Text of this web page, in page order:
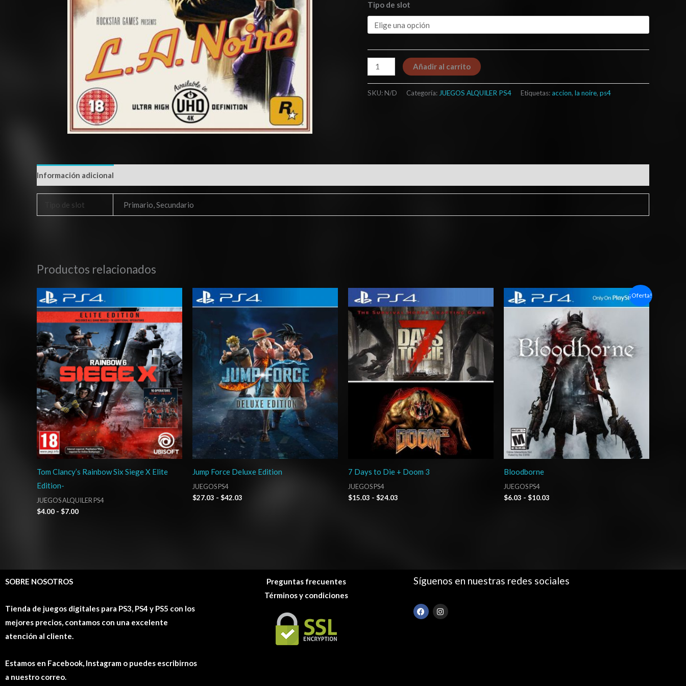
Tipo de slot
Añadir al carrito
SKU:N/D Categoría:JUEGOS ALQUILER PS4 Etiquetas:accion, la noire, ps4
Información adicional
Tipo de slot Primario, Secundario
Productos relacionados
Tom Clancy’s Rainbow Six Siege X Elite
Edition-
JUEGOS ALQUILER PS4
$4.00 - $7.00
Rango
de
precios:
desde
$4.00
hasta
$7.00
Jump Force Deluxe Edition
JUEGOS PS4
$27.03 - $42.03
Rango
de
precios:
$27.03
hasta
$42.03
7 Days to Die + Doom 3
JUEGOS PS4
$15.03 - $24.03
Rango
de
precios:
desde
$15.03
hasta
$24.03
¡Oferta!
Bloodborne
JUEGOS PS4
$6.03 - $10.03
Rango
de
precios:
desde
$6.03
hasta
$10.03
SOBRE NOSOTROS
Tienda de juegos digitales para PS3, PS4 y PS5 con los
mejores precios, contamos con una excelente
atención al cliente.
Estamos en Facebook, Instagram o puedes escribirnos
a nuestro correo.
Preguntas frecuentes
Términos y condiciones
Síguenos en nuestras redes sociales
F
a
c
I
n
s